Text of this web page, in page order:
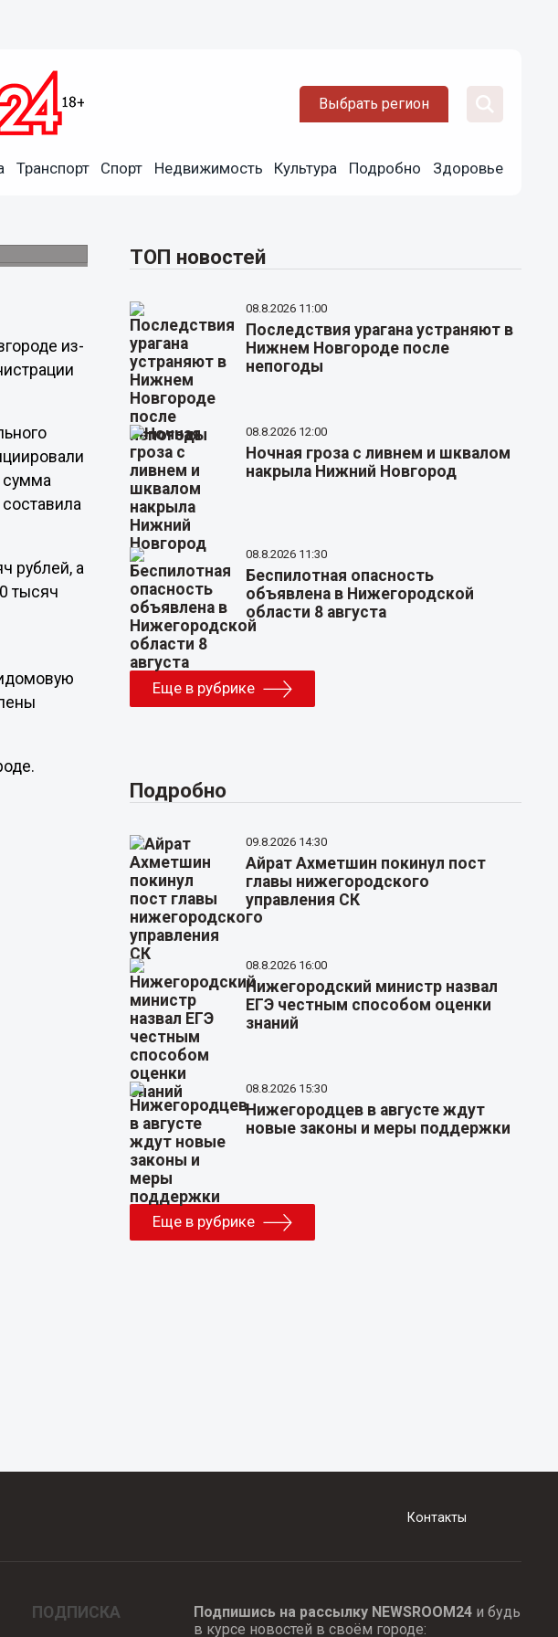
Выбрать регион
Транспорт Спорт Недвижимость Культура Подробно Здоровье
в
из-
сумма
рублей, а
тысяч
ТОП новостей
08.8.2026 11:00
Последствия урагана устраняют в
Нижнем Новгороде после
непогоды
08.8.2026 12:00
Ночная гроза с ливнем и шквалом
накрыла Нижний Новгород
08.8.2026 11:30
Беспилотная опасность
объявлена в Нижегородской
области 8 августа
Еще в рубрике
Подробно
09.8.2026 14:30
Айрат Ахметшин покинул пост
главы нижегородского
управления СК
08.8.2026 16:00
Нижегородский министр назвал
ЕГЭ честным способом оценки
знаний
08.8.2026 15:30
Нижегородцев в августе ждут
новые законы и меры поддержки
Еще в рубрике
Контакты
ПОДПИСКА Подпишись на рассылку NEWSROOM24и будь
в курсе новостей в своём городе: